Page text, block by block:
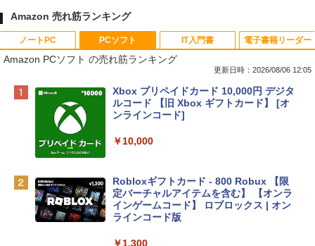
Amazon 売れ筋ランキング
ノートPC
Apple 2026 MacBook Neo A18 Proチッ
プ搭載13インチノートブック：AIとAppl
e Intelligenceのために設計、Liquid Ret
リ、512GB SSDストレージ、1080p Fac
￥137,800
ンケース Dell NEC Lavie ASUS HP dyna
PCソフト
Amazon PCソフト の売れ筋ランキング
更新日時：2026/08/06 12:05
Xbox プリペイドカード 10,000円 デジタ
ルコード 【旧 Xbox ギフトカード】 [オ
ンラインコード]
￥10,000
Robloxギフトカード - 800 Robux 【限
定バーチャルアイテムを含む】 【オンラ
インゲームコード】 ロブロックス | オン
ラインコード版
￥1,300
IT入門書 電子書籍リーダー